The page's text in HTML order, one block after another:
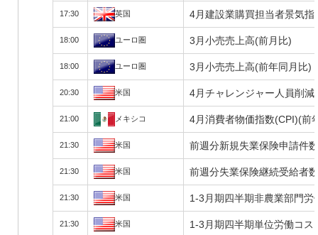
17:30 英国 4月建設業購買担当者景気
18:00 ユーロ圏 3月小売売上高(前月比)
18:00 ユーロ圏 3月小売売上高(前年同月比)
20:30 米国 4月チャレンジャー人員削
21:00 メキシコ 4月消費者物価指数(CPI)(前
21:30 米国 前週分新規失業保険申請件
21:30 米国 前週分失業保険継続受給者
21:30 米国 1-3月期四半期非農業部門
21:30 米国 1-3月期四半期単位労働コ